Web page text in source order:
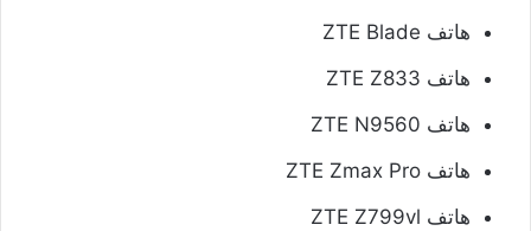
هاتف ZTE Blade
هاتف ZTE Z833
هاتف ZTE N9560
هاتف ZTE Zmax Pro
هاتف ZTE Z799vl